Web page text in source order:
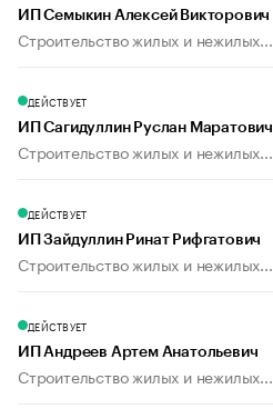
ИП Семыкин Алексей Викторович
Строительство жилых и нежилых...
ДЕЙСТВУЕТ
ИП Сагидуллин Руслан Маратович
Строительство жилых и нежилых...
ДЕЙСТВУЕТ
ИП Зайдуллин Ринат Рифгатович
Строительство жилых и нежилых...
ДЕЙСТВУЕТ
ИП Андреев Артем Анатольевич
Строительство жилых и нежилых...